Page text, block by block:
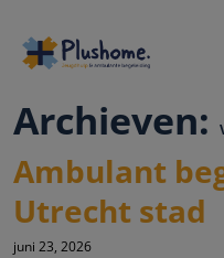
Archieven:
Ambulant
Utrecht stad
juni 23, 2026